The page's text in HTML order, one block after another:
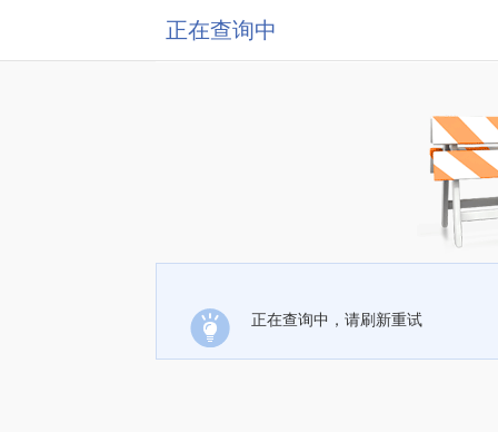
正在查询中
正在查询中，请刷新重试